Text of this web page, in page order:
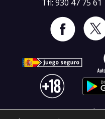
Tfl: 930 47 75 61
SOBRE NOSOTROS